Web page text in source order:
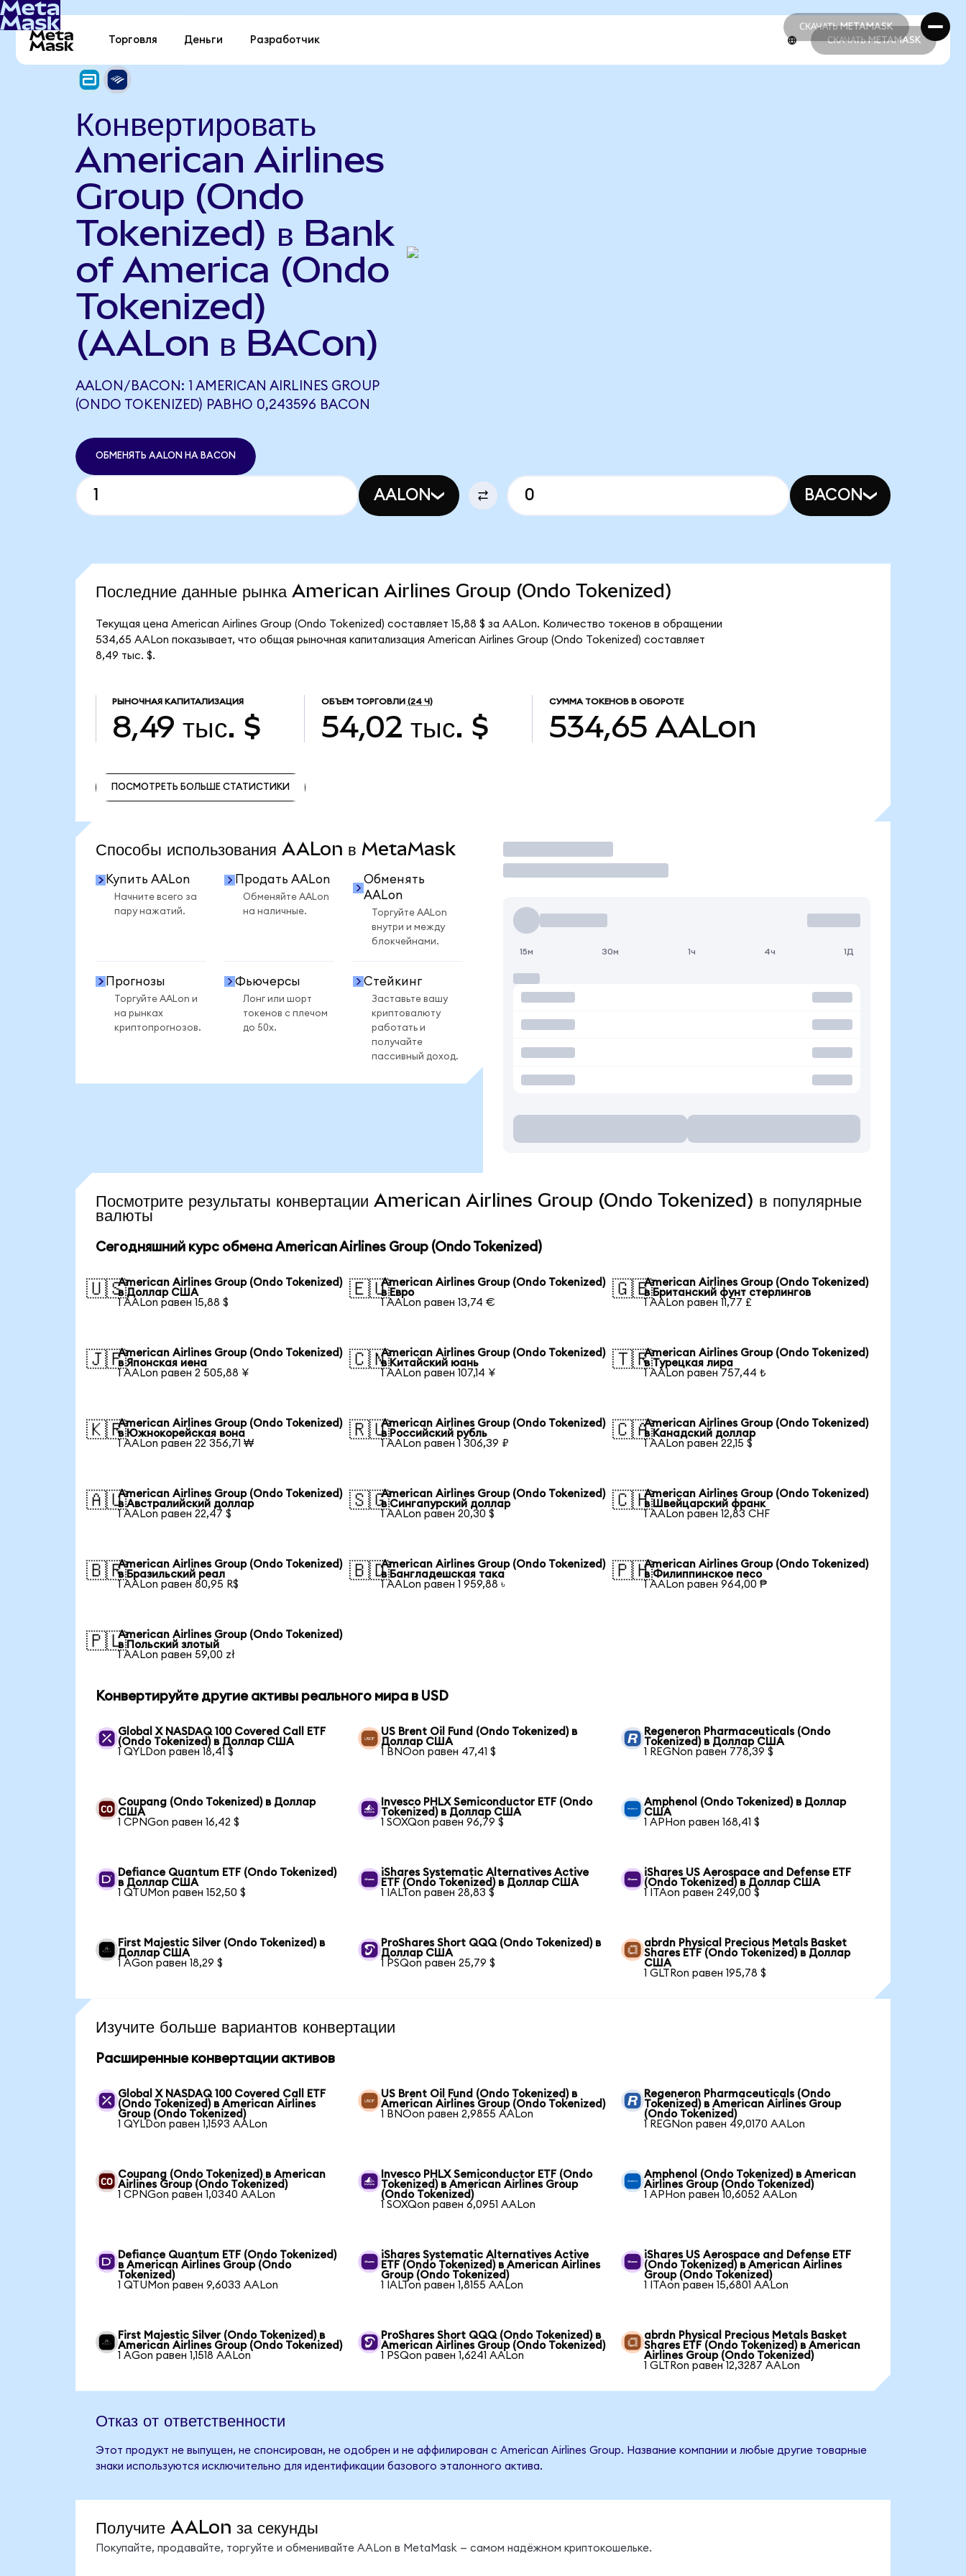
СКАЧАТЬ METAMASK
СКАЧАТЬ METAMASK
Торговля Деньги Разработчик СКАЧАТЬ METAMASK
Конвертировать
American Airlines
Group (Ondo
Tokenized) в Bank
of America (Ondo
Tokenized)
(AALon в BACon)
AALON/BACON: 1 AMERICAN AIRLINES GROUP
(ONDO TOKENIZED) РАВНО 0,243596 BACON
ОБМЕНЯТЬ AALON НА BACON
AALON BACON
Последние данные рынка American Airlines Group (Ondo Tokenized)
Текущая цена American Airlines Group (Ondo Tokenized) составляет 15,88 $ за AALon. Количество токенов в обращении
534,65 AALon показывает, что общая рыночная капитализация American Airlines Group (Ondo Tokenized) составляет
8,49 тыс. $.
РЫНОЧНАЯ КАПИТАЛИЗАЦИЯ
8,49 тыс. $
ОБЪЕМ ТОРГОВЛИ (24 Ч)
54,02 тыс. $
СУММА ТОКЕНОВ В ОБОРОТЕ
534,65 AALon
ПОСМОТРЕТЬ БОЛЬШЕ СТАТИСТИКИ
Способы использования AALon в MetaMask
Купить AALon
Начните всего за
пару нажатий.
Продать AALon
Обменяйте AALon
на наличные.
Обменять
AALon
Торгуйте AALon
внутри и между
блокчейнами.
Прогнозы
Торгуйте AALon и
на рынках
криптопрогнозов.
Фьючерсы
Лонг или шорт
токенов с плечом
до 50x.
Стейкинг
Заставьте вашу
криптовалюту
работать и
получайте
пассивный доход.
Торговать
15м 30м 1ч 4ч 1Д
Посмотрите результаты конвертации American Airlines Group (Ondo Tokenized) в популярные
валюты
Сегодняшний курс обмена American Airlines Group (Ondo Tokenized)
🇺🇸American Airlines Group (Ondo Tokenized)
в Доллар США
1 AALon равен 15,88 $
🇪🇺American Airlines Group (Ondo Tokenized)
в Евро
1 AALon равен 13,74 €
🇬🇧American Airlines Group (Ondo Tokenized)
в Британский фунт стерлингов
1 AALon равен 11,77 £
🇯🇵American Airlines Group (Ondo Tokenized)
в Японская иена
1 AALon равен 2 505,88 ¥
🇨🇳American Airlines Group (Ondo Tokenized)
в Китайский юань
1 AALon равен 107,14 ¥
🇹🇷American Airlines Group (Ondo Tokenized)
в Турецкая лира
1 AALon равен 757,44 ₺
🇰🇷American Airlines Group (Ondo Tokenized)
в Южнокорейская вона
1 AALon равен 22 356,71 ₩
🇷🇺American Airlines Group (Ondo Tokenized)
в Российский рубль
1 AALon равен 1 306,39 ₽
🇨🇦American Airlines Group (Ondo Tokenized)
в Канадский доллар
1 AALon равен 22,15 $
🇦🇺American Airlines Group (Ondo Tokenized)
в Австралийский доллар
1 AALon равен 22,47 $
🇸🇬American Airlines Group (Ondo Tokenized)
в Сингапурский доллар
1 AALon равен 20,30 $
🇨🇭American Airlines Group (Ondo Tokenized)
в Швейцарский франк
1 AALon равен 12,83 CHF
🇧🇷American Airlines Group (Ondo Tokenized)
в Бразильский реал
1 AALon равен 80,95 R$
🇧🇩American Airlines Group (Ondo Tokenized)
в Бангладешская така
1 AALon равен 1 959,88 ৳
🇵🇭American Airlines Group (Ondo Tokenized)
в Филиппинское песо
1 AALon равен 964,00 ₱
🇵🇱American Airlines Group (Ondo Tokenized)
в Польский злотый
1 AALon равен 59,00 zł
Конвертируйте другие активы реального мира в USD
Global X NASDAQ 100 Covered Call ETF
(Ondo Tokenized) в Доллар США
1 QYLDon равен 18,41 $
US Brent Oil Fund (Ondo Tokenized) в
Доллар США
1 BNOon равен 47,41 $
Regeneron Pharmaceuticals (Ondo
Tokenized) в Доллар США
1 REGNon равен 778,39 $
Coupang (Ondo Tokenized) в Доллар
США
1 CPNGon равен 16,42 $
Invesco PHLX Semiconductor ETF (Ondo
Tokenized) в Доллар США
1 SOXQon равен 96,79 $
Amphenol (Ondo Tokenized) в Доллар
США
1 APHon равен 168,41 $
Defiance Quantum ETF (Ondo Tokenized)
в Доллар США
1 QTUMon равен 152,50 $
iShares Systematic Alternatives Active
ETF (Ondo Tokenized) в Доллар США
1 IALTon равен 28,83 $
iShares US Aerospace and Defense ETF
(Ondo Tokenized) в Доллар США
1 ITAon равен 249,00 $
First Majestic Silver (Ondo Tokenized) в
Доллар США
1 AGon равен 18,29 $
ProShares Short QQQ (Ondo Tokenized) в
Доллар США
1 PSQon равен 25,79 $
abrdn Physical Precious Metals Basket
Shares ETF (Ondo Tokenized) в Доллар
США
1 GLTRon равен 195,78 $
Изучите больше вариантов конвертации
Расширенные конвертации активов
Global X NASDAQ 100 Covered Call ETF
(Ondo Tokenized) в American Airlines
Group (Ondo Tokenized)
1 QYLDon равен 1,1593 AALon
US Brent Oil Fund (Ondo Tokenized) в
American Airlines Group (Ondo Tokenized)
1 BNOon равен 2,9855 AALon
Regeneron Pharmaceuticals (Ondo
Tokenized) в American Airlines Group
(Ondo Tokenized)
1 REGNon равен 49,0170 AALon
Coupang (Ondo Tokenized) в American
Airlines Group (Ondo Tokenized)
1 CPNGon равен 1,0340 AALon
Invesco PHLX Semiconductor ETF (Ondo
Tokenized) в American Airlines Group
(Ondo Tokenized)
1 SOXQon равен 6,0951 AALon
Amphenol (Ondo Tokenized) в American
Airlines Group (Ondo Tokenized)
1 APHon равен 10,6052 AALon
Defiance Quantum ETF (Ondo Tokenized)
в American Airlines Group (Ondo
Tokenized)
1 QTUMon равен 9,6033 AALon
iShares Systematic Alternatives Active
ETF (Ondo Tokenized) в American Airlines
Group (Ondo Tokenized)
1 IALTon равен 1,8155 AALon
iShares US Aerospace and Defense ETF
(Ondo Tokenized) в American Airlines
Group (Ondo Tokenized)
1 ITAon равен 15,6801 AALon
First Majestic Silver (Ondo Tokenized) в
American Airlines Group (Ondo Tokenized)
1 AGon равен 1,1518 AALon
ProShares Short QQQ (Ondo Tokenized) в
American Airlines Group (Ondo Tokenized)
1 PSQon равен 1,6241 AALon
abrdn Physical Precious Metals Basket
Shares ETF (Ondo Tokenized) в American
Airlines Group (Ondo Tokenized)
1 GLTRon равен 12,3287 AALon
Отказ от ответственности
Этот продукт не выпущен, не спонсирован, не одобрен и не аффилирован с American Airlines Group. Название компании и любые другие товарные
знаки используются исключительно для идентификации базового эталонного актива.
Получите AALon за секунды
Покупайте, продавайте, торгуйте и обменивайте AALon в MetaMask — самом надёжном криптокошельке.